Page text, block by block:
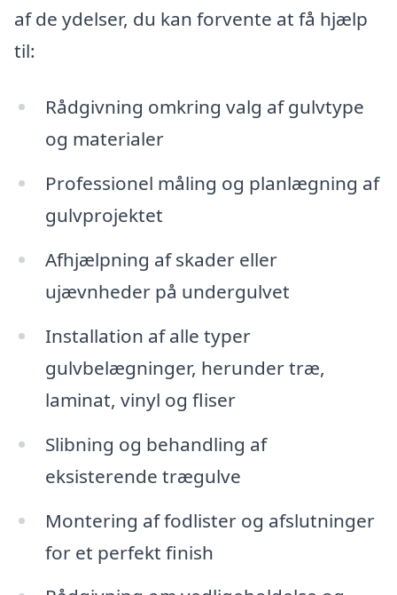
af de ydelser, du kan forvente at få hjælp
til:
Rådgivning omkring valg af gulvtype
og materialer
Professionel måling og planlægning af
gulvprojektet
Afhjælpning af skader eller
ujævnheder på undergulvet
Installation af alle typer
gulvbelægninger, herunder træ,
laminat, vinyl og fliser
Slibning og behandling af
eksisterende trægulve
Montering af fodlister og afslutninger
for et perfekt finish